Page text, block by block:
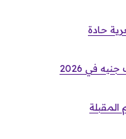
حادة
المقبلة